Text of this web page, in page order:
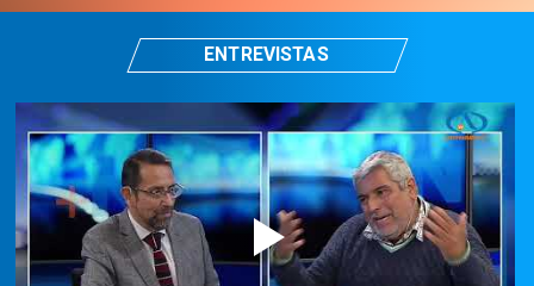
ENTREVISTAS